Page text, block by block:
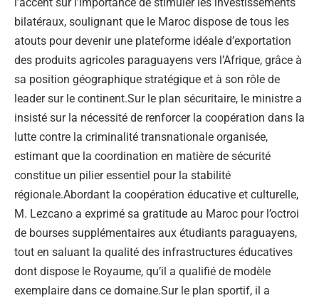
bilatéraux, soulignant que le Maroc dispose de tous les
atouts pour devenir une plateforme idéale d’exportation
des produits agricoles paraguayens vers l’Afrique, grâce à
sa position géographique stratégique et à son rôle de
leader sur le continent.Sur le plan sécuritaire, le ministre a
insisté sur la nécessité de renforcer la coopération dans la
lutte contre la criminalité transnationale organisée,
estimant que la coordination en matière de sécurité
constitue un pilier essentiel pour la stabilité
régionale.Abordant la coopération éducative et culturelle,
M. Lezcano a exprimé sa gratitude au Maroc pour l’octroi
de bourses supplémentaires aux étudiants paraguayens,
tout en saluant la qualité des infrastructures éducatives
dont dispose le Royaume, qu’il a qualifié de modèle
exemplaire dans ce domaine.Sur le plan sportif, il a